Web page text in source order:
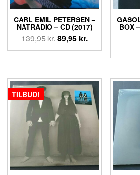
CARL EMIL PETERSEN –
NATRADIO – CD (2017)
139,95kr.Den
oprindelige
139,95 kr..
89,95 kr.Den
aktuelle
89,95 kr..
BOX
TILBUD!